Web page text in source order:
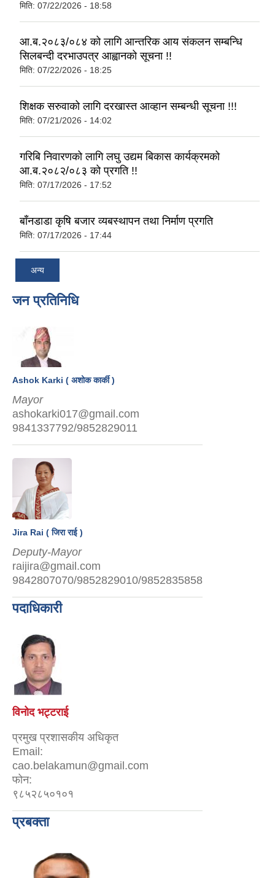
मिति: 07/22/2026 - 18:58
आ.ब.२०८३/०८४ को लागि आन्तरिक आय संकलन सम्बन्धि
सिलबन्दी दरभाउपत्र आह्वानको सूचना !!
मिति: 07/22/2026 - 18:25
शिक्षक सरुवाको लागि दरखास्त आव्हान सम्बन्धी सूचना !!!
मिति: 07/21/2026 - 14:02
गरिबि निवारणको लागि लघु उद्यम बिकास कार्यक्रमको
आ.ब.२०८२/०८३ को प्रगति !!
मिति: 07/17/2026 - 17:52
बाँनडाडा कृषि बजार व्यबस्थापन तथा निर्माण प्रगति
मिति: 07/17/2026 - 17:44
अन्य
जन प्रतिनिधि
Ashok Karki ( अशोक कार्की )
Mayor
ashokarki017@gmail.com
9841337792/9852829011
Jira Rai ( जिरा राई )
Deputy-Mayor
raijira@gmail.com
9842807070/9852829010/9852835858
पदाधिकारी
विनोद भट्टराई
प्रमुख प्रशासकीय अधिकृत
Email:
cao.belakamun@gmail.com
फोन:
९८५२८५०१०१
प्रबक्ता